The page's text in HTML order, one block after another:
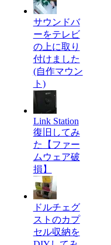
サウンドバ
ーをテレビ
の上に取り
付けました
(自作マウン
ト)
Link Station
復旧してみ
た【ファー
ムウェア破
損】
ドルチェグ
ストのカプ
セル収納を